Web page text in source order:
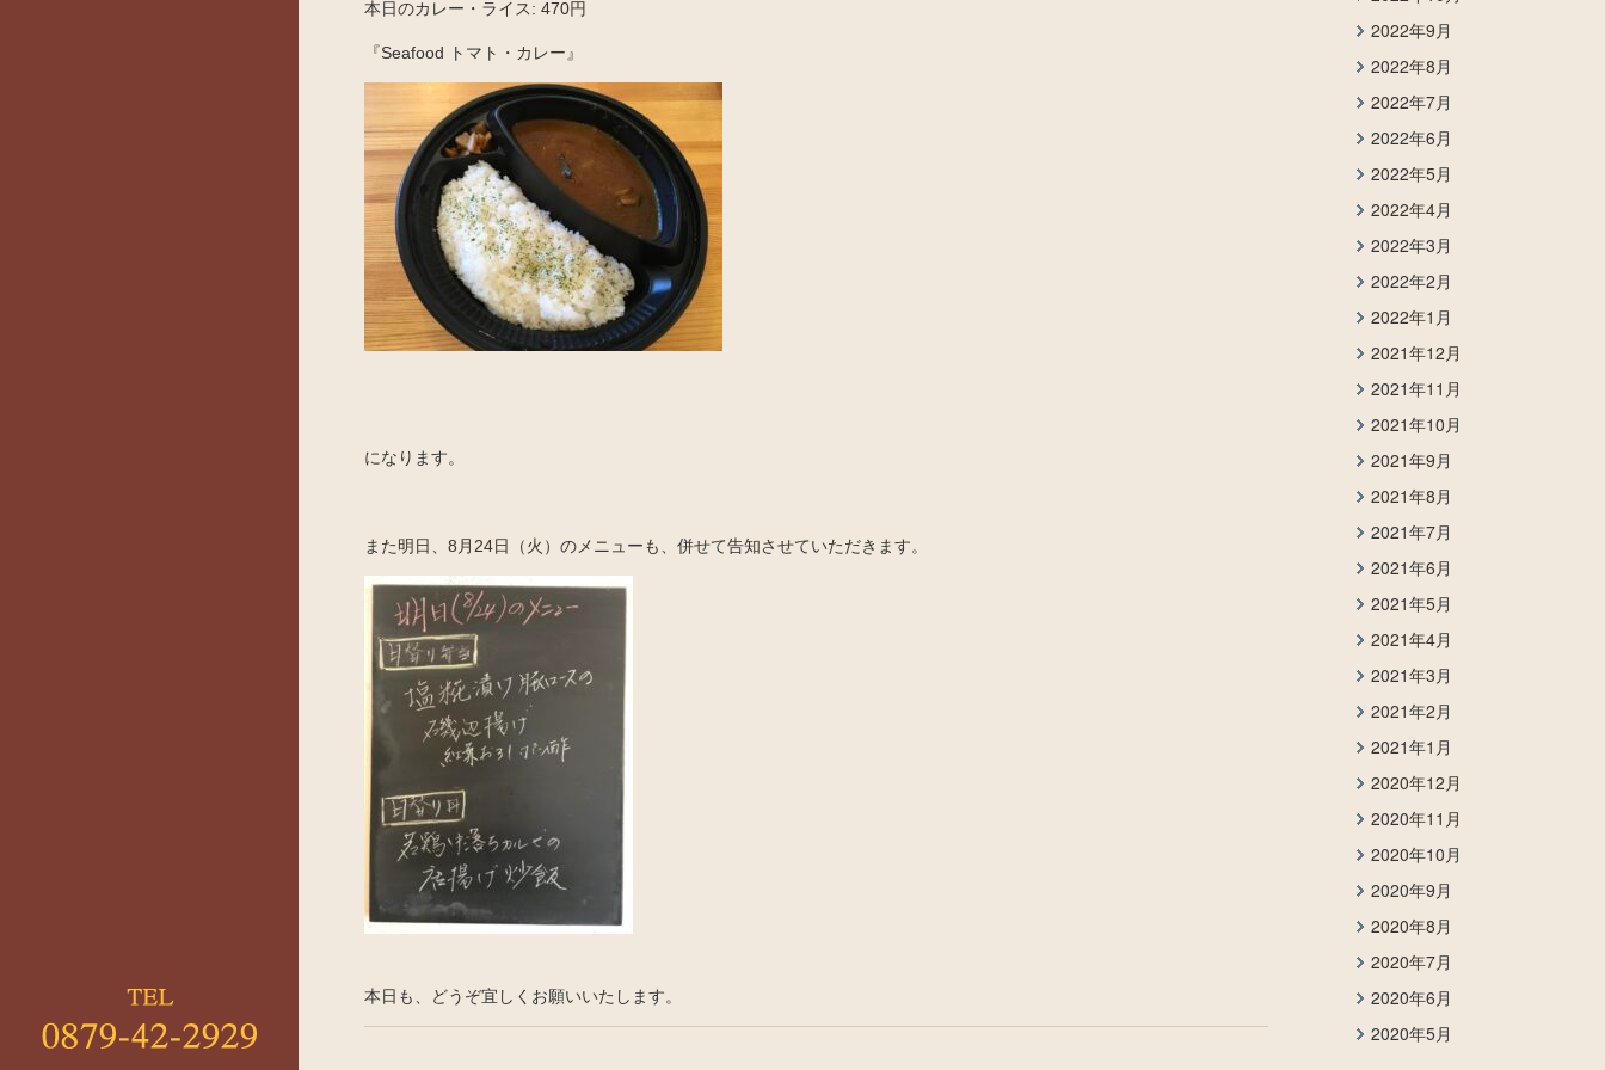
本日のカレー・ライス: 470円
『Seafood トマト・カレー』
になります。
また明日、8月24日（火）のメニューも、併せて告知させていただきます。
本日も、どうぞ宜しくお願いいたします。
2022年9月
2022年8月
2022年7月
2022年6月
2022年5月
2022年4月
2022年3月
2022年2月
2022年1月
2021年12月
2021年11月
2021年10月
2021年9月
2021年8月
2021年7月
2021年6月
2021年5月
2021年4月
2021年3月
2021年2月
2021年1月
2020年12月
2020年11月
2020年10月
2020年9月
2020年8月
2020年7月
2020年6月
2020年5月